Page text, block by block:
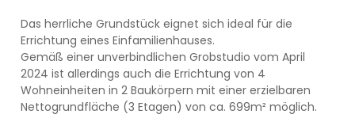
Das herrliche Grundstück eignet sich ideal für die
Errichtung eines Einfamilienhauses.
Gemäß einer unverbindlichen Grobstudio vom April
2024 ist allerdings auch die Errichtung von 4
Wohneinheiten in 2 Baukörpern mit einer erzielbaren
Nettogrundfläche (3 Etagen) von ca. 699m² möglich.